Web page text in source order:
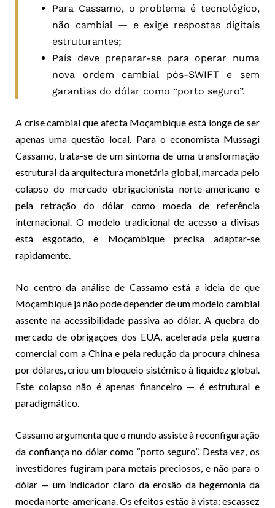
Para Cassamo, o problema é tecnológico,
não cambial — e exige respostas digitais
estruturantes;
País deve preparar-se para operar numa
nova ordem cambial pós-SWIFT e sem
garantias do dólar como “porto seguro”.
A crise cambial que afecta Moçambique está longe de ser
apenas uma questão local. Para o economista Mussagi
Cassamo, trata-se de um sintoma de uma transformação
estrutural da arquitectura monetária global, marcada pelo
colapso do mercado obrigacionista norte-americano e
pela retração do dólar como moeda de referência
internacional. O modelo tradicional de acesso a divisas
está esgotado, e Moçambique precisa adaptar-se
rapidamente.
No centro da análise de Cassamo está a ideia de que
Moçambique já não pode depender de um modelo cambial
assente na acessibilidade passiva ao dólar. A quebra do
mercado de obrigações dos EUA, acelerada pela guerra
comercial com a China e pela redução da procura chinesa
por dólares, criou um bloqueio sistémico à liquidez global.
Este colapso não é apenas financeiro — é estrutural e
paradigmático.
Cassamo argumenta que o mundo assiste à reconfiguração
da confiança no dólar como “porto seguro”. Desta vez, os
investidores fugiram para metais preciosos, e não para o
dólar — um indicador claro da erosão da hegemonia da
moeda norte-americana. Os efeitos estão à vista: escassez